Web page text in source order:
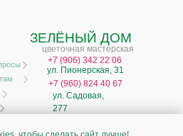
+7 (906) 342 22 06
+7 (960) 824 40 67
ул. Пионерская, 31
ул. Садовая,
277
ЗЕЛЁНЫЙ ДОМ
цветочная мастерская